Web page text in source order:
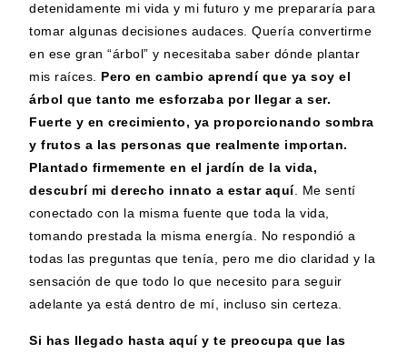
detenidamente mi vida y mi futuro y me prepararía para
tomar algunas decisiones audaces. Quería convertirme
en ese gran “árbol” y necesitaba saber dónde plantar
mis raíces. Pero en cambio aprendí que ya soy el
árbol que tanto me esforzaba por llegar a ser.
Fuerte y en crecimiento, ya proporcionando sombra
y frutos a las personas que realmente importan.
Plantado firmemente en el jardín de la vida,
descubrí mi derecho innato a estar aquí. Me sentí
conectado con la misma fuente que toda la vida,
tomando prestada la misma energía. No respondió a
todas las preguntas que tenía, pero me dio claridad y la
sensación de que todo lo que necesito para seguir
adelante ya está dentro de mí, incluso sin certeza.
Si has llegado hasta aquí y te preocupa que las